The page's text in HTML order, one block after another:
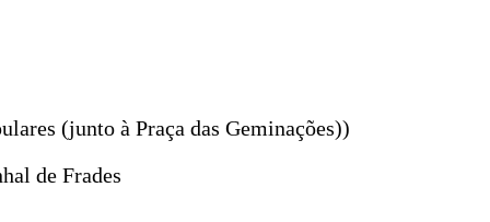
(junto à Praça das Geminações))
de Frades